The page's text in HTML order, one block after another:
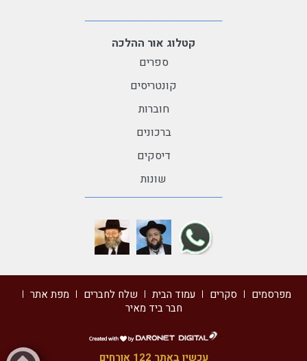
קטלוג אור ההלכה
ספרים
קונטריסים
חוברות
ברכונים
דיסקים
שונות
מפרסמים סקרים עמוד הבית שלח לחברים
מפת אתר
חבר ביד מאיר
דרונט
דיגיטל עכשיו באתר 122 אורחים